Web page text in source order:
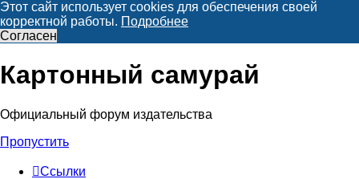
Этот сайт использует cookies для обеспечения своей
корректной работы. Подробнее
Согласен
Регистрация
Картонный самурай
Официальный форум издательства
Пропустить
Ссылки